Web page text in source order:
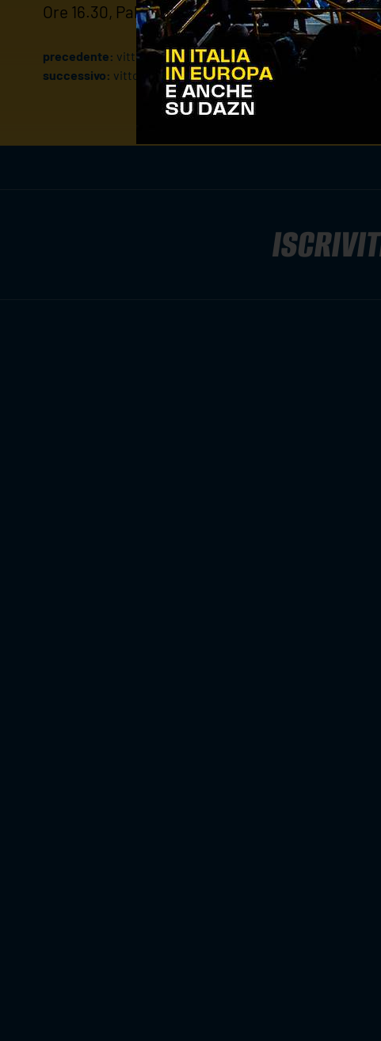
Ore 16.30, Palestra Roverchiara (VR)
precedente: vittoria per l'u19 nella fase regionale, un punto
successivo: vittorie per u19 e u17 nella fase regionale